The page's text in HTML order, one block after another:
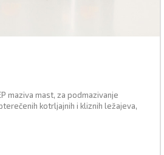
maziva mast, za podmazivanje
kotrljajnih i kliznih ležajeva,